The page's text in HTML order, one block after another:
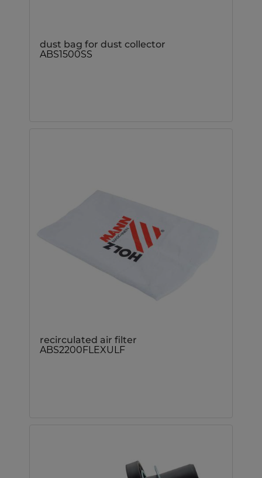
dust bag for dust collector
ABS1500SS
recirculated air filter
ABS2200FLEXULF